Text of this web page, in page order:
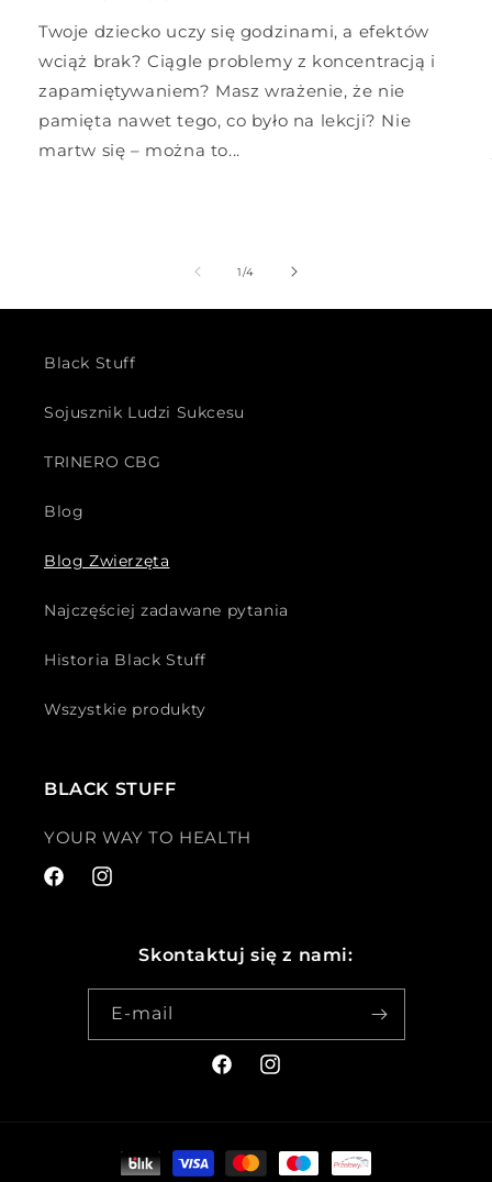
Twoje dziecko uczy się godzinami, a efektów
wciąż brak? Ciągle problemy z koncentracją i
zapamiętywaniem? Masz wrażenie, że nie
pamięta nawet tego, co było na lekcji? Nie
martw się – można to...
1/z4
Black Stuff
Sojusznik Ludzi Sukcesu
TRINERO CBG
Blog
Blog Zwierzęta
Najczęściej zadawane pytania
Historia Black Stuff
Wszystkie produkty
BLACK STUFF
YOUR WAY TO HEALTH
FacebookInstagram
Skontaktuj się z nami:
E-mail
FacebookInstagram
Metody